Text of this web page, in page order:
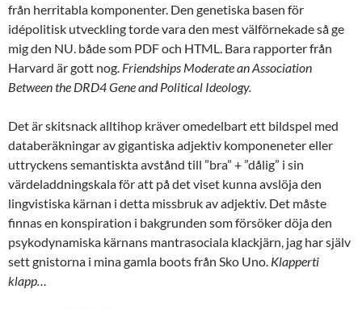
från herritabla komponenter. Den genetiska basen för
idépolitisk utveckling torde vara den mest välförnekade så ge
mig den NU. både som PDF och HTML. Bara rapporter från
Harvard är gott nog. Friendships Moderate an Association
Between the DRD4 Gene and Political Ideology.
Det är skitsnack alltihop kräver omedelbart ett bildspel med
databeräkningar av gigantiska adjektiv komponeneter eller
uttryckens semantiskta avstånd till ”bra” + ”dålig” i sin
värdeladdningskala för att på det viset kunna avslöja den
lingvistiska kärnan i detta missbruk av adjektiv. Det måste
finnas en konspiration i bakgrunden som försöker döja den
psykodynamiska kärnans mantrasociala klackjärn, jag har själv
sett gnistorna i mina gamla boots från Sko Uno. Klapperti
klapp…